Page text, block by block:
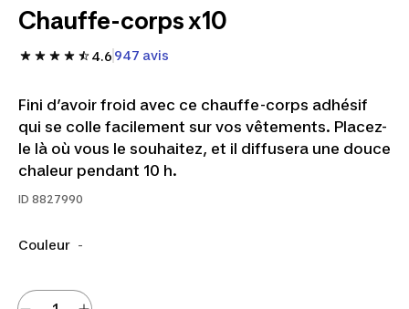
Chauffe-corps x10
4.6 947 avis
Fini d’avoir froid avec ce chauffe-corps adhésif
qui se colle facilement sur vos vêtements. Placez-
le là où vous le souhaitez, et il diffusera une douce
chaleur pendant 10 h.
ID 8827990
Couleur -